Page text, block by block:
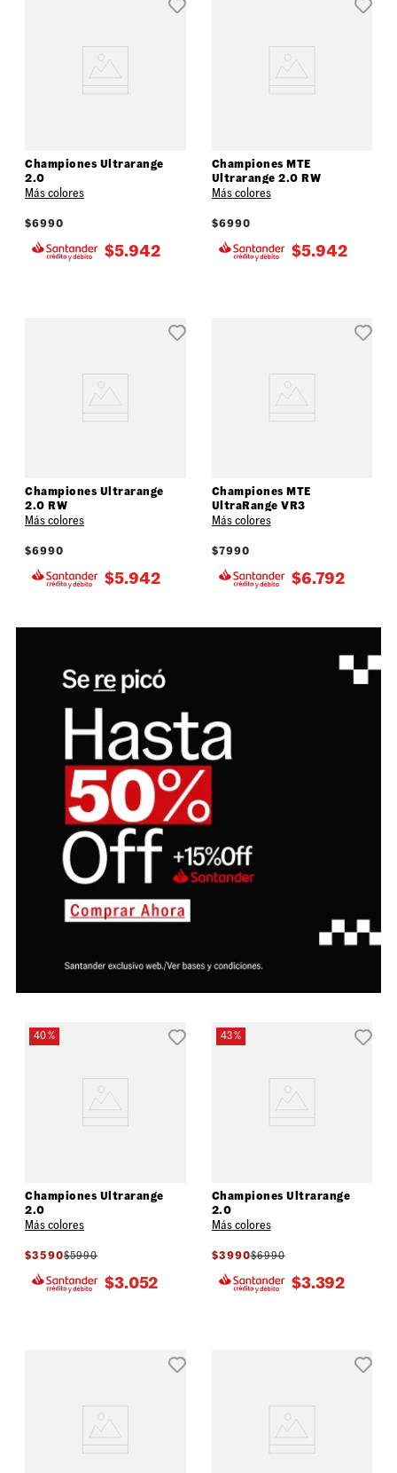
Championes Ultrarange
2.0
Más colores
$6990
$5.942
Championes MTE
Ultrarange 2.0 RW
Más colores
$6990
$5.942
Championes Ultrarange
2.0 RW
Más colores
$6990
$5.942
Championes MTE
UltraRange VR3
Más colores
$7990
$6.792
40 %
Championes Ultrarange
2.0
Más colores
$3590$5990
$3.052
43 %
Championes Ultrarange
2.0
Más colores
$3990$6990
$3.392